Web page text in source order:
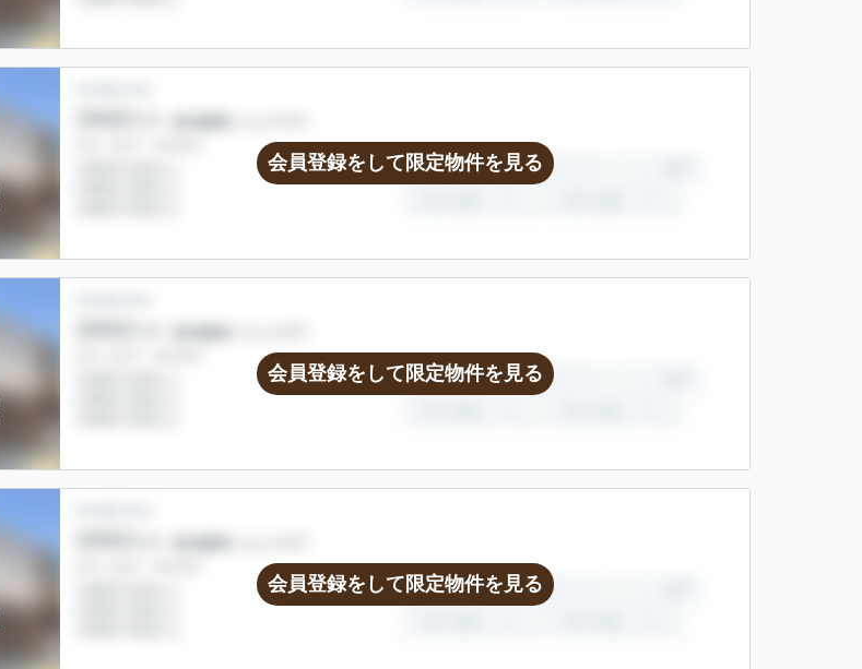
会員登録をして限定物件を見る
会員登録をして限定物件を見る
会員登録をして限定物件を見る